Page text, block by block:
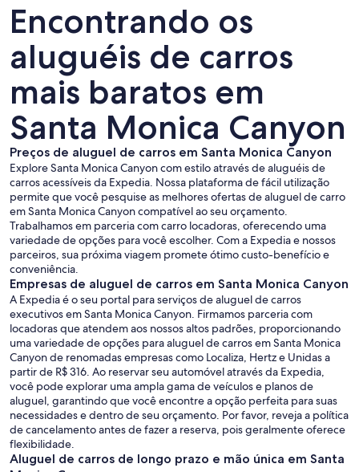
Encontrando os
aluguéis de carros
mais baratos em
Santa Monica Canyon
Preços de aluguel de carros em Santa Monica Canyon
Explore Santa Monica Canyon com estilo através de aluguéis de
carros acessíveis da Expedia. Nossa plataforma de fácil utilização
permite que você pesquise as melhores ofertas de aluguel de carro
em Santa Monica Canyon compatível ao seu orçamento.
Trabalhamos em parceria com carro locadoras, oferecendo uma
variedade de opções para você escolher. Com a Expedia e nossos
parceiros, sua próxima viagem promete ótimo custo-benefício e
conveniência.
Empresas de aluguel de carros em Santa Monica Canyon
A Expedia é o seu portal para serviços de aluguel de carros
executivos em Santa Monica Canyon. Firmamos parceria com
locadoras que atendem aos nossos altos padrões, proporcionando
uma variedade de opções para aluguel de carros em Santa Monica
Canyon de renomadas empresas como Localiza, Hertz e Unidas a
partir de R$ 316. Ao reservar seu automóvel através da Expedia,
você pode explorar uma ampla gama de veículos e planos de
aluguel, garantindo que você encontre a opção perfeita para suas
necessidades e dentro de seu orçamento. Por favor, reveja a política
de cancelamento antes de fazer a reserva, pois geralmente oferece
flexibilidade.
Aluguel de carros de longo prazo e mão única em Santa